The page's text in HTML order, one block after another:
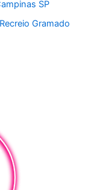
SP
Gramado